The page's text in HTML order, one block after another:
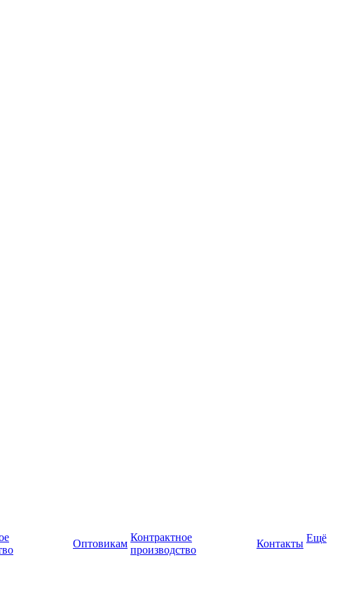
Оптовикам
Контрактное
производство
Контакты Ещё